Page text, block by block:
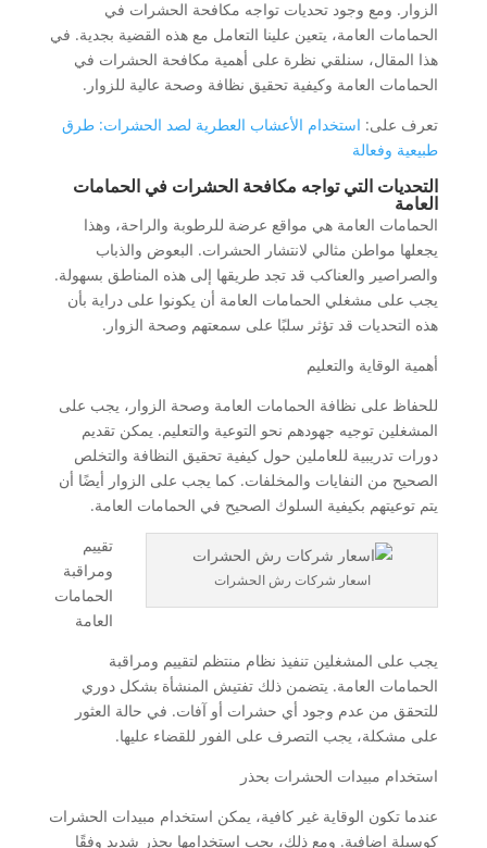
الزوار. ومع وجود تحديات تواجه مكافحة الحشرات في
الحمامات العامة، يتعين علينا التعامل مع هذه القضية بجدية. في
هذا المقال، سنلقي نظرة على أهمية مكافحة الحشرات في
الحمامات العامة وكيفية تحقيق نظافة وصحة عالية للزوار.
تعرف على: استخدام الأعشاب العطرية لصد الحشرات: طرق
طبيعية وفعالة
التحديات التي تواجه مكافحة الحشرات في الحمامات
العامة
الحمامات العامة هي مواقع عرضة للرطوبة والراحة، وهذا
يجعلها مواطن مثالي لانتشار الحشرات. البعوض والذباب
والصراصير والعناكب قد تجد طريقها إلى هذه المناطق بسهولة.
يجب على مشغلي الحمامات العامة أن يكونوا على دراية بأن
هذه التحديات قد تؤثر سلبًا على سمعتهم وصحة الزوار.
أهمية الوقاية والتعليم
للحفاظ على نظافة الحمامات العامة وصحة الزوار، يجب على
المشغلين توجيه جهودهم نحو التوعية والتعليم. يمكن تقديم
دورات تدريبية للعاملين حول كيفية تحقيق النظافة والتخلص
الصحيح من النفايات والمخلفات. كما يجب على الزوار أيضًا أن
يتم توعيتهم بكيفية السلوك الصحيح في الحمامات العامة.
اسعار شركات رش الحشرات
تقييم
ومراقبة
الحمامات
العامة
يجب على المشغلين تنفيذ نظام منتظم لتقييم ومراقبة
الحمامات العامة. يتضمن ذلك تفتيش المنشأة بشكل دوري
للتحقق من عدم وجود أي حشرات أو آفات. في حالة العثور
على مشكلة، يجب التصرف على الفور للقضاء عليها.
استخدام مبيدات الحشرات بحذر
عندما تكون الوقاية غير كافية، يمكن استخدام مبيدات الحشرات
كوسيلة إضافية. ومع ذلك، يجب استخدامها بحذر شديد وفقًا